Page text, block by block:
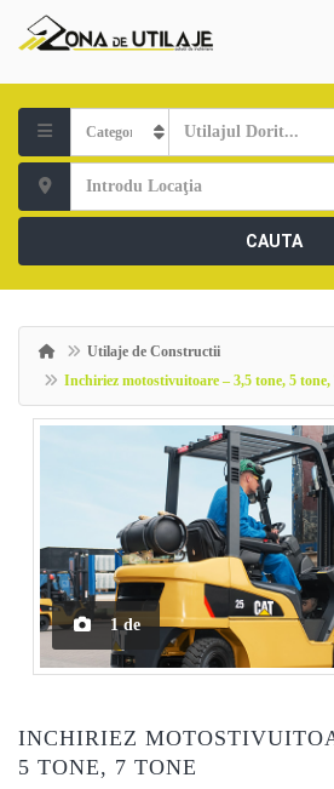
CAUTA
Utilaje de Constructii
Inchiriez motostivuitoare – 3,5 tone, 5 tone,
1 de
INCHIRIEZ
5 TONE, 7 TONE